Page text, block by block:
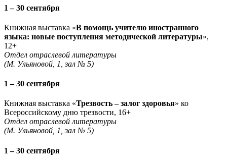
1 – 30 сентября
Книжная выставка «В помощь учителю иностранного
языка: новые поступления методической литературы»,
12+
Отдел отраслевой литературы
(М. Ульяновой, 1, зал № 5)
1 – 30 сентября
Книжная выставка «Трезвость – залог здоровья» ко
Всероссийскому дню трезвости, 16+
Отдел отраслевой литературы
(М. Ульяновой, 1, зал № 5)
1 – 30 сентября